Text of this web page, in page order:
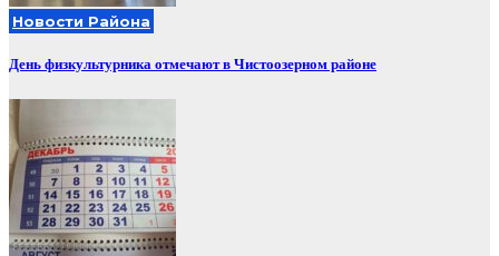
Новости Района
День физкультурника отмечают в Чистоозерном районе